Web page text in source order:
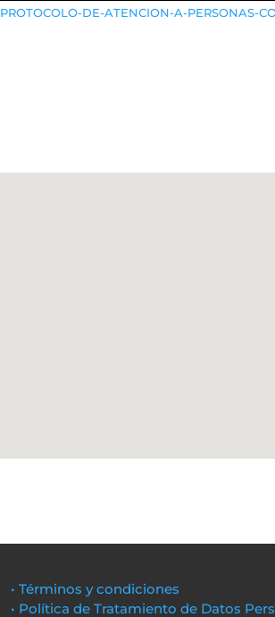
PROTOCOLO-DE-ATENCION-A-PERSONAS-
• Términos y condiciones
• Política de Tratamiento de Datos